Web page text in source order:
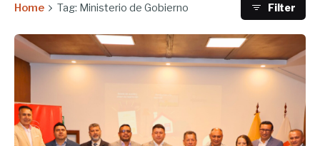
Home Tag: Ministerio de Gobierno Filter